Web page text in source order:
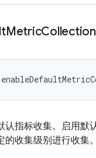
MetricCollection
认指标收集。启用默
收集级别进行收集。